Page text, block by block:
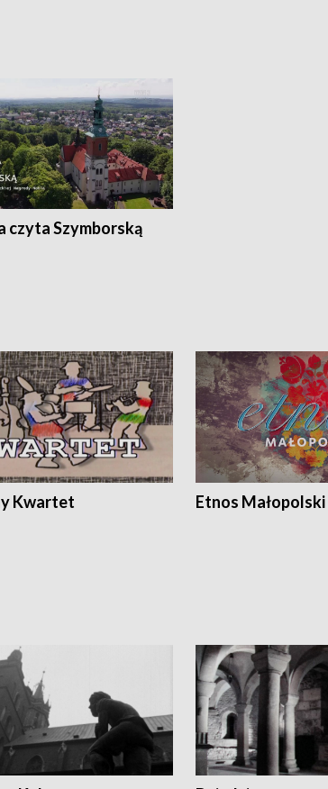
czyta Szymborską
Kwartet Etnos Małopolski